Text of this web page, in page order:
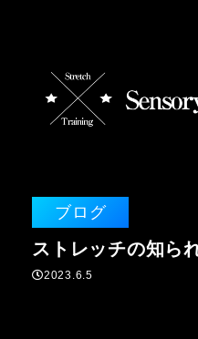
ブログ
ストレッチの知ら
2023.6.5